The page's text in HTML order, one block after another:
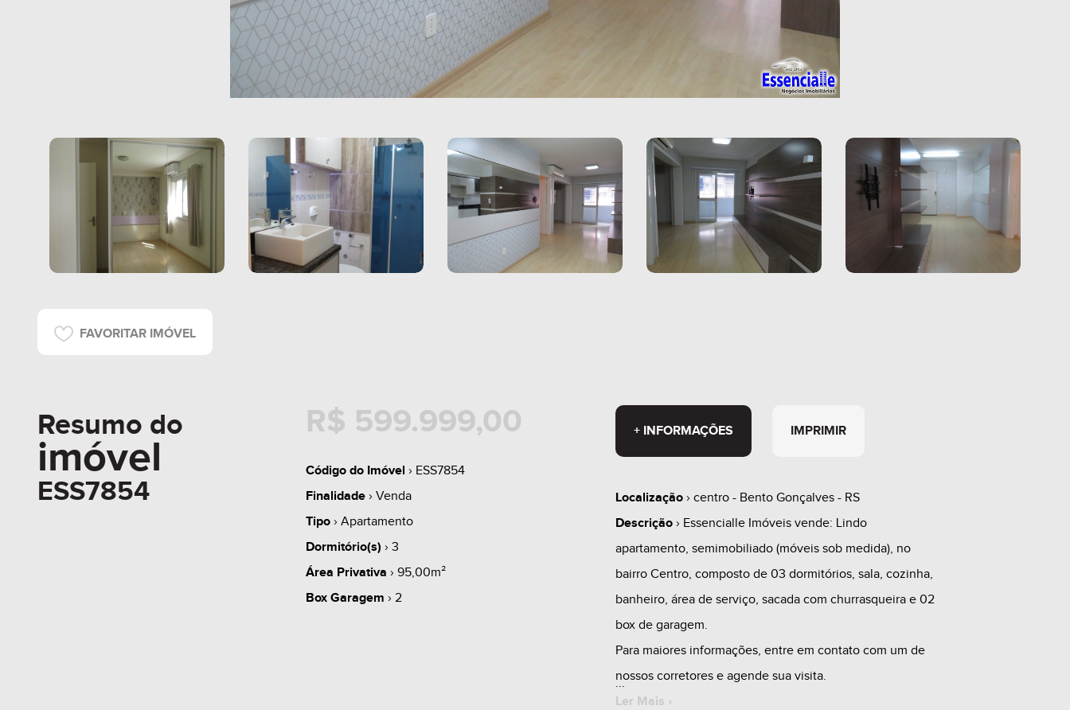
FAVORITAR IMÓVEL
Resumo do
imóvel
ESS7854
R$ 599.999,00
Código do Imóvel › ESS7854
Finalidade› Venda
Tipo› Apartamento
Dormitório(s) › 3
Área Privativa › 95,00m²
Box Garagem › 2
+ INFORMAÇÕES IMPRIMIR
Localização › centro - Bento Gonçalves - RS
Descrição › Essencialle Imóveis vende: Lindo
apartamento, semimobiliado (móveis sob medida), no
bairro Centro, composto de 03 dormitórios, sala, cozinha,
banheiro, área de serviço, sacada com churrasqueira e 02
box de garagem.
Para maiores informações, entre em contato com um de
nossos corretores e agende sua visita.
Ler Mais ›